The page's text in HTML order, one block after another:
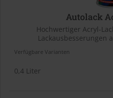
Autolack
Hochwertiger Acryl-
Lackausbesserungen
Verfügbare Varianten
0,4 Liter